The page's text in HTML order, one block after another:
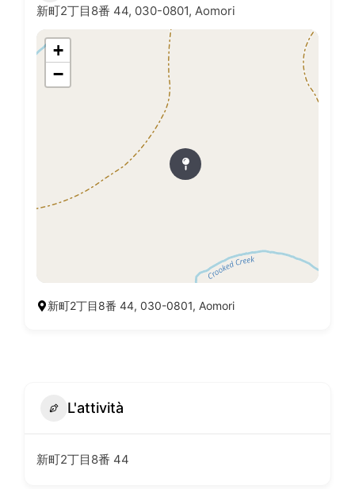
新町2丁目8番 44, 030-0801, Aomori
+
−
新町2丁目8番 44, 030-0801, Aomori
L'attività
新町2丁目8番 44